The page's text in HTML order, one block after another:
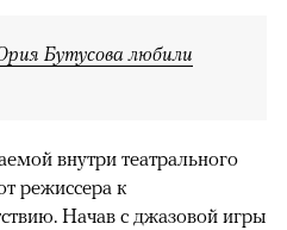
Бутусова любили
внутри театрального
режиссера к
Начав с джазовой игры